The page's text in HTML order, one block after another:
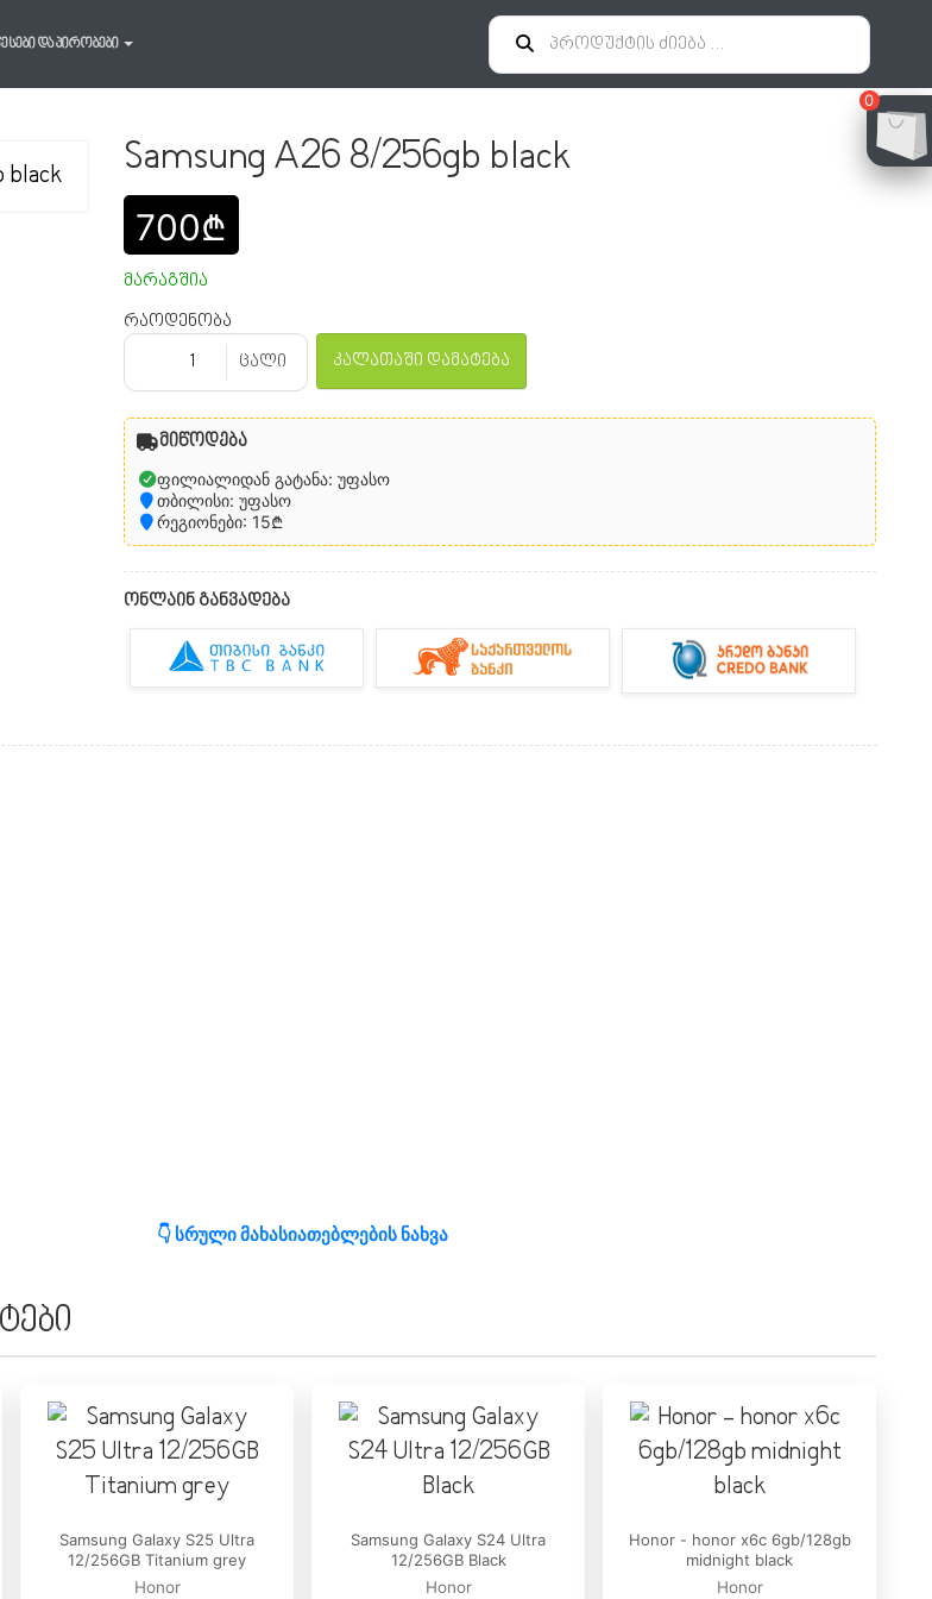
0
და პირობები
Samsung A26 8/256gb black
700₾
მარაგშია
რაოდენობა
ცალი
კალათაში დამატება
მიწოდება
ფილიალიდან გატანა: უფასო
თბილისი: უფასო
რეგიონები: 15₾
ონლაინ განვადება
👇 სრული მახასიათებლების ნახვა
Samsung Galaxy S25 Ultra
12/256GB Titanium grey
Honor
Samsung Galaxy S24 Ultra
12/256GB Black
Honor
Honor - honor x6c 6gb/128gb
midnight black
Honor